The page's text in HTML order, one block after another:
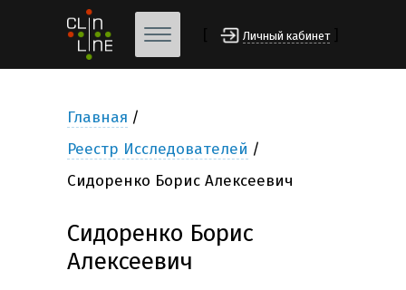
Личный кабинет
Главная
Реестр Исследователей
Сидоренко Борис Алексеевич
Сидоренко Борис
Алексеевич